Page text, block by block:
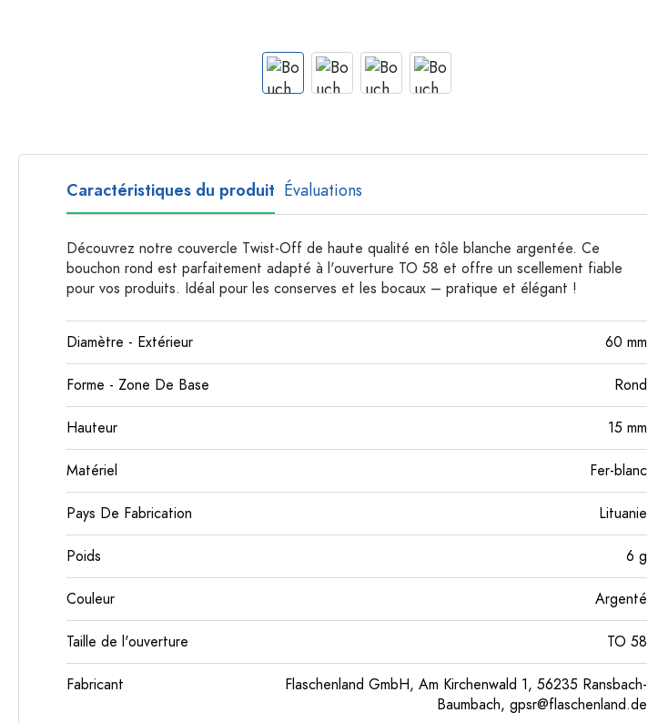
Bouteilles à anse
Bouteilles à goulot long
Bouteilles polygonales
Bouteilles par matière
Bouteilles en verre
Bouteilles en plastique
Caractéristiques du produit Évaluations
Découvrez notre couvercle Twist-Off de haute qualité en tôle blanche argentée. Ce
bouchon rond est parfaitement adapté à l'ouverture TO 58 et offre un scellement fiable
pour vos produits. Idéal pour les conserves et les bocaux – pratique et élégant !
Diamètre - Extérieur 60 mm
Forme - Zone De Base Rond
Hauteur 15 mm
Matériel Fer-blanc
Pays De Fabrication Lituanie
Poids 6 g
Couleur Argenté
Taille de l'ouverture TO 58
Fabricant
Flaschenland GmbH, Am Kirchenwald 1, 56235 Ransbach-
Baumbach, gpsr@flaschenland.de